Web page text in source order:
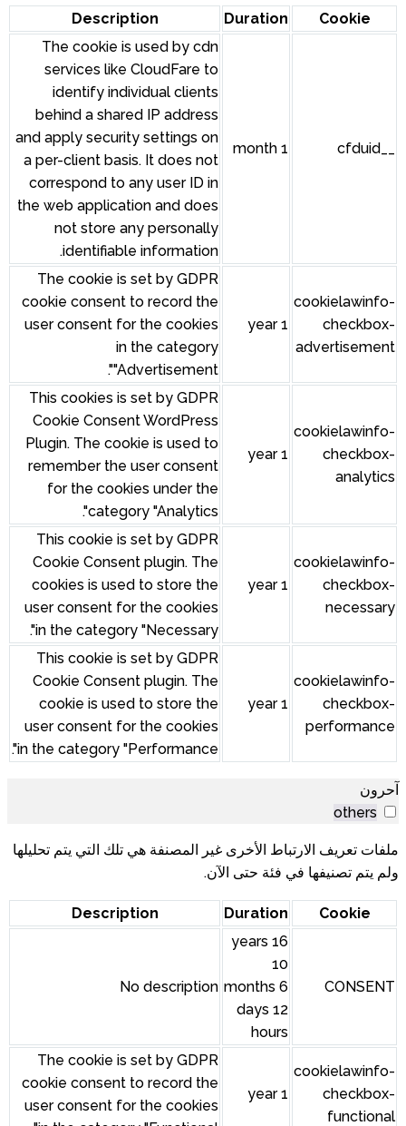
Description
behind a shared IP address
and apply security settings on
a per-client basis. It does not
correspond to any user ID in
the web application and does
cookie consent to record the
user consent for the cookies
in the category
This cookies is set by GDPR
Cookie Consent WordPress
Plugin. The cookie is used to
remember the user consent
for the cookies under the
This cookie is set by GDPR
Cookie Consent plugin. The
cookies is used to store the
user consent for the cookies
in the category "Necessary".
This cookie is set by GDPR
Cookie Consent plugin. The
cookie is used to store the
user consent for the cookies
in the category "Performance".
المصنفة هي تلك التي يتم تحليلها
Description
No description
cookie consent to record the
user consent for the cookies